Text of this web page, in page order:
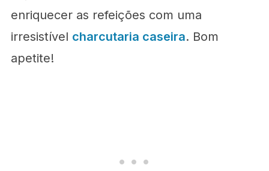
enriquecer as refeições com uma
irresistível charcutaria caseira. Bom
apetite!